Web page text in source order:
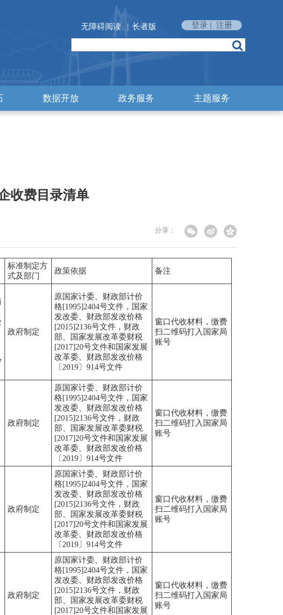
无障碍阅读 | 长者版 登录 | 注册
数据开放 政务服务 主题服务
收费目录清单
分享：
标准制定方
式及部门
政策依据 备注
政府制定
原国家计委、财政部计价
格[1995]2404号文件，国家
发改委、财政部发改价格
[2015]2136号文件，财政
部、国家发展改革委财税
[2017]20号文件和国家发展
改革委、财政部发改价格
〔2019〕914号文件
窗口代收材料，缴费
扫二维码打入国家局
账号
政府制定
原国家计委、财政部计价
格[1995]2404号文件，国家
发改委、财政部发改价格
[2015]2136号文件，财政
部、国家发展改革委财税
[2017]20号文件和国家发展
改革委、财政部发改价格
〔2019〕914号文件
窗口代收材料，缴费
扫二维码打入国家局
账号
政府制定
原国家计委、财政部计价
格[1995]2404号文件，国家
发改委、财政部发改价格
[2015]2136号文件，财政
部、国家发展改革委财税
[2017]20号文件和国家发展
改革委、财政部发改价格
〔2019〕914号文件
窗口代收材料，缴费
扫二维码打入国家局
账号
政府制定
原国家计委、财政部计价
格[1995]2404号文件，国家
发改委、财政部发改价格
[2015]2136号文件，财政
部、国家发展改革委财税
[2017]20号文件和国家发展
窗口代收材料，缴费
扫二维码打入国家局
账号